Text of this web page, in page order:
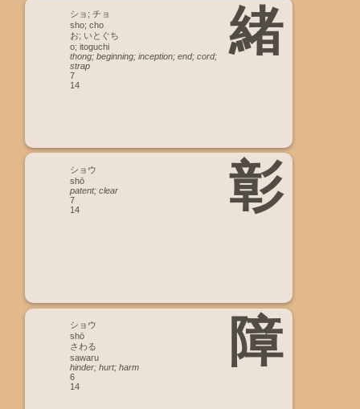
緒
ショ; チョ
sho; cho
お; いとぐち
o; itoguchi
thong; beginning; inception; end; cord;
strap
7
14
彰
ショウ
shō
patent; clear
7
14
障
ショウ
shō
さわる
sawaru
hinder; hurt; harm
6
14